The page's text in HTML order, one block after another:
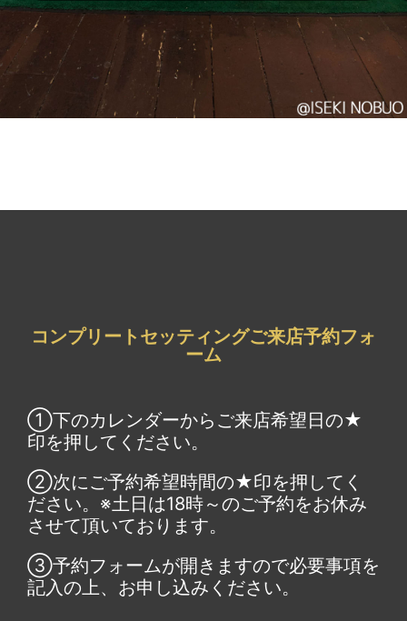
コンプリートセッティングご来店予約フォ
ーム
①下のカレンダーからご来店希望日の★
印を押してください。
②次にご予約希望時間の★印を押してく
ださい。※土日は18時～のご予約をお休み
させて頂いております。
③予約フォームが開きますので必要事項を
記入の上、お申し込みください。